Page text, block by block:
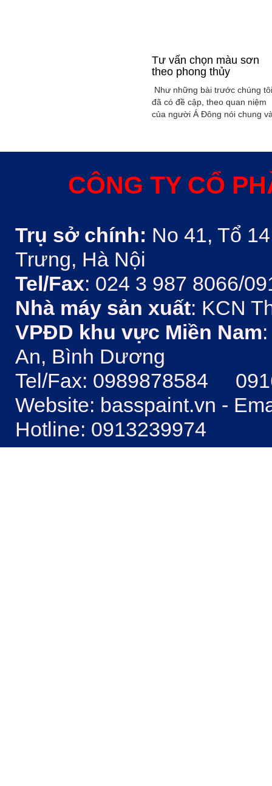
Tư vấn chọn màu sơn
theo phong thủy
Như những bài trước chúng tôi
đã có đề cập, theo quan niệm
của người Á Đông nói chung
xây dụng nhà ở hoặc bất kỳ
thủy trong ngôi nhà thường
được quyết định bởi các nhân
CÔNG TY CỔ
Trụ sở chính: No 41, Tổ
Trưng, Hà Nội
Tel/Fax: 024 3 987 8066/
Nhà máy sản xuất: KCN
VPĐD khu vực Miền Nam
An, Bình Dương
Tel/Fax: 0989878584
Website: basspaint.vn -
Hotline: 0913239974